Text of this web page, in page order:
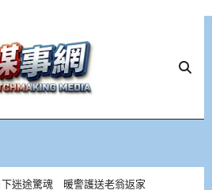
迷途驚魂 暖警護送老翁返家